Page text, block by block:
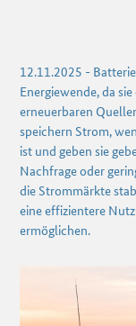
12.11.2025 -
Energiewende, da
erneuerbaren
speichern Strom,
ist und geben sie
Nachfrage oder
die Strommärkte
eine effizientere
ermöglichen.